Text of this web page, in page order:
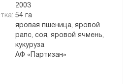
2003
54 га
яровая пшеница, яровой
рапс, соя, яровой ячмень,
кукуруза
АФ «Партизан»